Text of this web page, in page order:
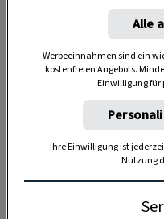
Alle
Werbeeinnahmen sind ein
kostenfreien Angebots.
Einwilligung für
Ihre Einwilligung ist
Nutzung